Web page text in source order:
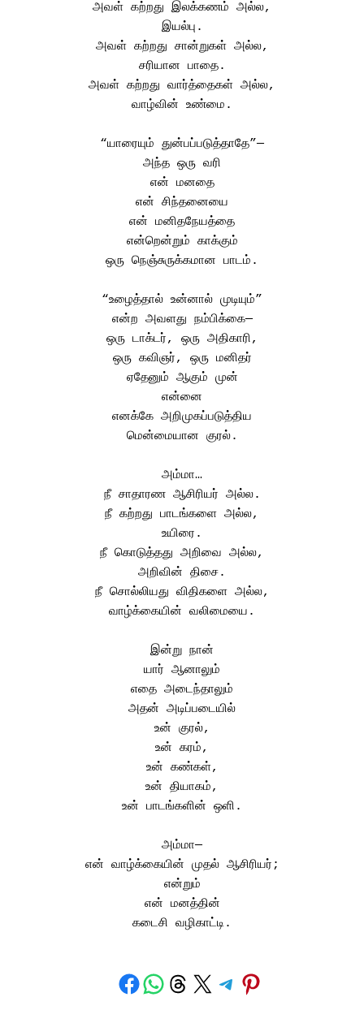
அவள் கற்றது இலக்கணம் அல்ல,
இயல்பு.
அவள் கற்றது சான்றுகள் அல்ல,
சரியான பாதை.
அவள் கற்றது வார்த்தைகள் அல்ல,
வாழ்வின் உண்மை.
“யாரையும் துன்பப்படுத்தாதே”—
அந்த ஒரு வரி
என் மனதை
என் சிந்தனையை
என் மனிதநேயத்தை
என்றென்றும் காக்கும்
ஒரு நெஞ்சுருக்கமான பாடம்.
“உழைத்தால் உன்னால் முடியும்”
என்ற அவளது நம்பிக்கை—
ஒரு டாக்டர், ஒரு அதிகாரி,
ஒரு கவிஞர், ஒரு மனிதர்
ஏதேனும் ஆகும் முன்
என்னை
எனக்கே அறிமுகப்படுத்திய
மென்மையான குரல்.
அம்மா…
நீ சாதாரண ஆசிரியர் அல்ல.
நீ கற்றது பாடங்களை அல்ல,
உயிரை.
நீ கொடுத்தது அறிவை அல்ல,
அறிவின் திசை.
நீ சொல்லியது விதிகளை அல்ல,
வாழ்க்கையின் வலிமையை.
இன்று நான்
யார் ஆனாலும்
எதை அடைந்தாலும்
அதன் அடிப்படையில்
உன் குரல்,
உன் கரம்,
உன் கண்கள்,
உன் தியாகம்,
உன் பாடங்களின் ஒளி.
அம்மா—
என் வாழ்க்கையின் முதல் ஆசிரியர்;
என்றும்
என் மனத்தின்
கடைசி வழிகாட்டி.